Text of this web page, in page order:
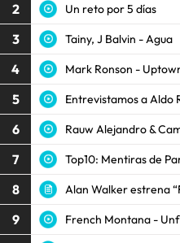
2 Un reto por 5 días
3 Tainy, J Balvin - Agua
4 Mark Ronson -
5 Entrevistamos a Aldo
6 Rauw Alejandro &
7 Top10: Mentiras de
8 Alan Walker estrena
9 French Montana -